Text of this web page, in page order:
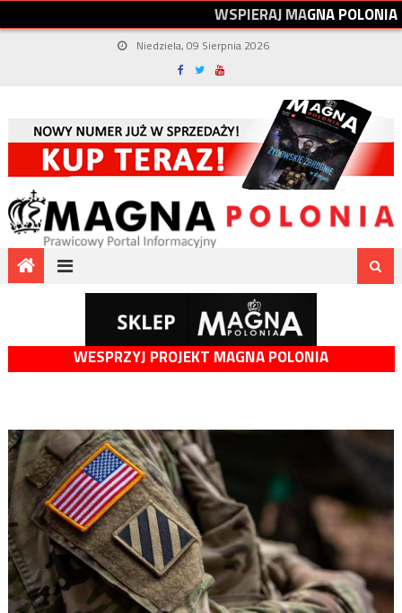
WSPIERAJMAGNAPOLONIA
Niedziela, 09 Sierpnia 2026
WESPRZYJ PROJEKT MAGNA POLONIA